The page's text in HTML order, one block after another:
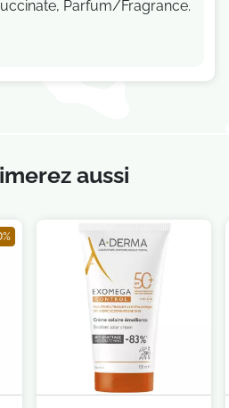
Parfum/Fragrance.
aussi